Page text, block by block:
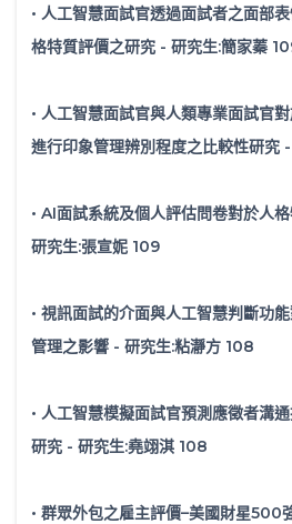
• 人工智慧面試官透過面試者之面部
格特質評價之研究 - 研究生:簡家蓁
• 人工智慧面試官與人類專業面試官
進行印象管理辨別程度之比較性研究
• AI面試系統及個人評估問卷對於人
研究生:張宣妮 109
• 視訊面試的介面與人工智慧判斷功
管理之影響 - 研究生:粘瀞方 108
• 人工智慧模擬面試官預測應徵者溝
研究 - 研究生:堯翊淇 108
• 群眾外包之雇主評價–美國財星